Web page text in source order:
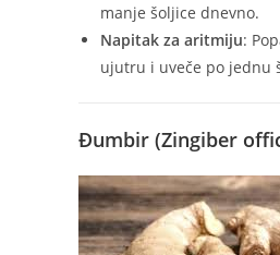
manje šoljice dnevno.
Napitak za aritmiju:
ujutru i uveče po jednu
Đumbir (Zingiber